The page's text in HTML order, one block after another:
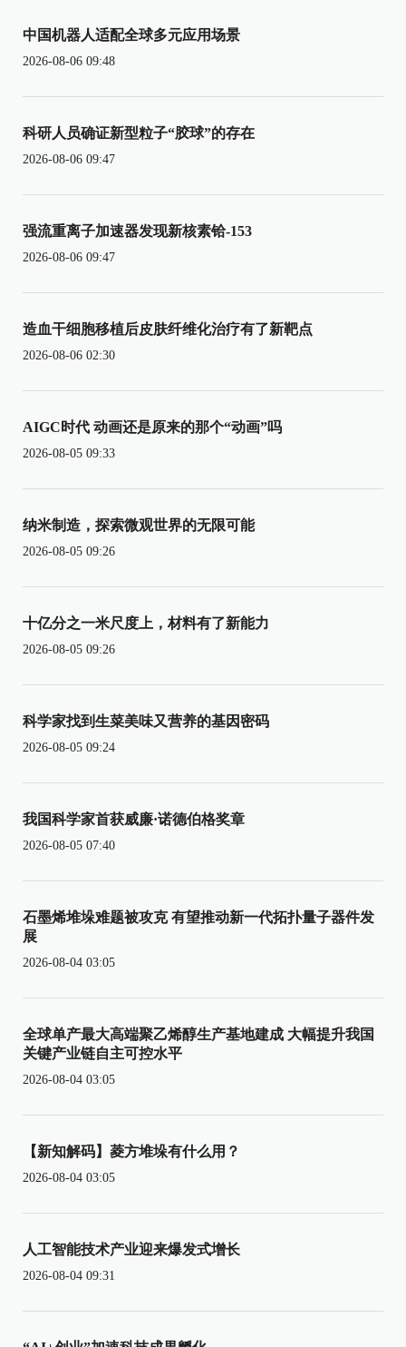
中国机器人适配全球多元应用场景
2026-08-06 09:48
科研人员确证新型粒子“胶球”的存在
2026-08-06 09:47
强流重离子加速器发现新核素铪-153
2026-08-06 09:47
造血干细胞移植后皮肤纤维化治疗有了新靶点
2026-08-06 02:30
AIGC时代 动画还是原来的那个“动画”吗
2026-08-05 09:33
纳米制造，探索微观世界的无限可能
2026-08-05 09:26
十亿分之一米尺度上，材料有了新能力
2026-08-05 09:26
科学家找到生菜美味又营养的基因密码
2026-08-05 09:24
我国科学家首获威廉·诺德伯格奖章
2026-08-05 07:40
石墨烯堆垛难题被攻克 有望推动新一代拓扑量子器件发
展
2026-08-04 03:05
全球单产最大高端聚乙烯醇生产基地建成 大幅提升我国
关键产业链自主可控水平
2026-08-04 03:05
【新知解码】菱方堆垛有什么用？
2026-08-04 03:05
人工智能技术产业迎来爆发式增长
2026-08-04 09:31